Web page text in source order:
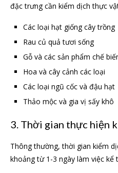
đặc trưng cần kiểm dịch thực
Các loại hạt giống cây trồng
Rau củ quả tươi sống
Gỗ và các sản phẩm chế
Hoa và cây cảnh các loại
Các loại ngũ cốc và đậu hạt
Thảo mộc và gia vị sấy khô
3. Thời gian thực hiện
Thông thường, thời gian kiểm
khoảng từ 1-3 ngày làm việc